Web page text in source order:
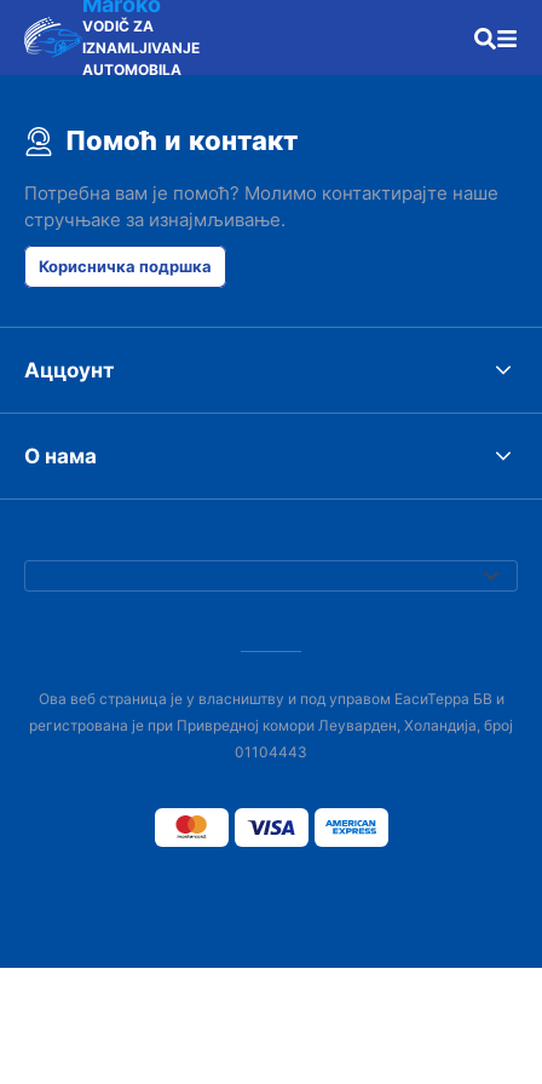
VODIČ ZA
IZNAMLJIVANJE
AUTOMOBILA
Помоћ и контакт
Потребна вам је помоћ? Молимо контактирајте наше
стручњаке за изнајмљивање.
Корисничка подршка
Аццоунт
О нама
Ова веб страница је у власништву и под управом ЕасиТерра БВ и
регистрована је при Привредној комори Леуварден, Холандија, број
01104443